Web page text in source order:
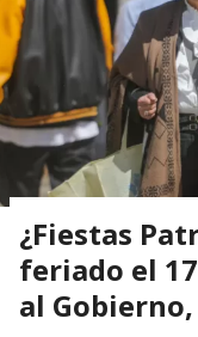
¿Fiestas
feriado el
al